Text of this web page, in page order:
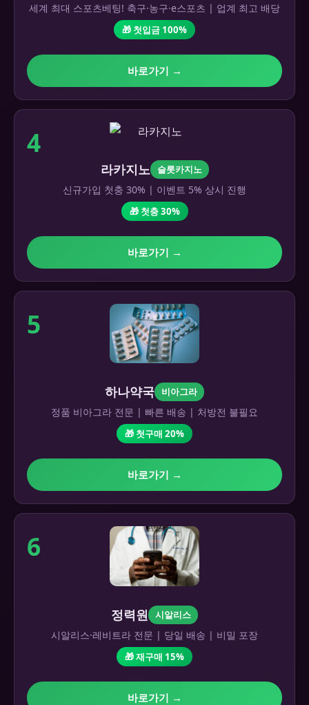
세계 최대 스포츠베팅! 축구·농구·e스포츠 | 업계 최고 배당
🎁 첫입금 100%
바로가기 →
4
라카지노 슬롯카지노
신규가입 첫충 30% | 이벤트 5% 상시 진행
🎁 첫충 30%
바로가기 →
5
하나약국 비아그라
정품 비아그라 전문 | 빠른 배송 | 처방전 불필요
🎁 첫구매 20%
바로가기 →
6
정력원 시알리스
시알리스·레비트라 전문 | 당일 배송 | 비밀 포장
🎁 재구매 15%
바로가기 →